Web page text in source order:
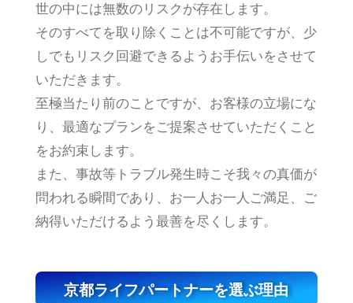
世の中には無数のリスクが存在します。
そのすべてを取り除くことは不可能ですが、少
しでもリスク回避できるようお手伝いをさせて
いただきます。
至極当たり前のことですが、お客様の立場にな
り、最適なプランをご提案させていただくこと
をお約束します。
また、事故等トラブル発生時こそ我々の真価が
問われる瞬間であり、お一人お一人ご満足、ご
納得いただけるよう最善を尽くします。
京都ライフパートナーを選ぶ理由